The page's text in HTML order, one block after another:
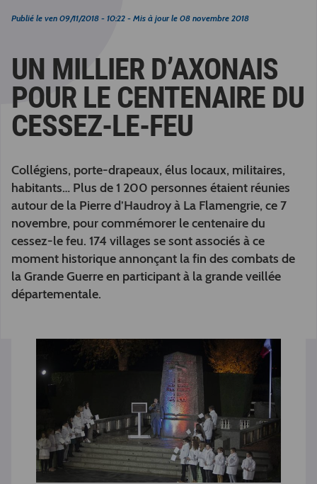
Publié le ven 09/11/2018 - 10:22 - Mis à jour le 08 novembre 2018
UN MILLIER D’AXONAIS
POUR LE CENTENAIRE DU
CESSEZ-LE-FEU
Collégiens, porte-drapeaux, élus locaux, militaires,
habitants… Plus de 1 200 personnes étaient réunies
autour de la Pierre d’Haudroy à La Flamengrie, ce 7
novembre, pour commémorer le centenaire du
cessez-le feu. 174 villages se sont associés à ce
moment historique annonçant la fin des combats de
la Grande Guerre en participant à la grande veillée
départementale.